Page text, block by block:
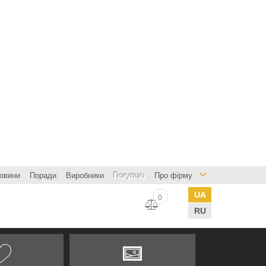
Поради Виробники Покупцю Про фірму
UA
RU
0